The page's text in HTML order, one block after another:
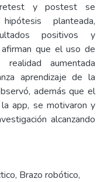
y postest se
planteada,
positivos y
que el uso de
aumentada
aprendizaje de la
además que el
app, se motivaron y
alcanzando
, Brazo robótico,